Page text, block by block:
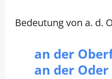
Bedeutung von a. d.
an der
an der Oder